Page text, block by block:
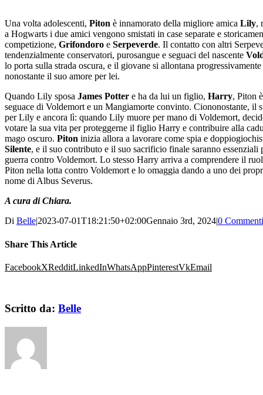
Una volta adolescenti, Piton è innamorato della migliore amica Lily,
a Hogwarts i due amici vengono smistati in case separate e
competizione, Grifondoro e Serpeverde. Il contatto con altri
tendenzialmente conservatori, purosangue e seguaci del nascente
lo porta sulla strada oscura, e il giovane si allontana
nonostante il suo amore per lei.
Quando Lily sposa James Potter e ha da lui un figlio, Harry, Piton
seguace di Voldemort e un Mangiamorte convinto. Ciononostante, il
per Lily e ancora lì: quando Lily muore per mano di Voldemort,
votare la sua vita per proteggerne il figlio Harry e contribuire alla
mago oscuro. Piton inizia allora a lavorare come spia e
Silente, e il suo contributo e il suo sacrificio finale saranno essenziali
guerra contro Voldemort. Lo stesso Harry arriva a comprendere il
Piton nella lotta contro Voldemort e lo omaggia dando a uno dei
nome di Albus Severus.
A cura di Chiara.
Di Belle|2023-07-01T18:21:50+02:00Gennaio 3rd, 2024|0 Commenti
Share This Article
FacebookXRedditLinkedInWhatsAppPinterestVkEmail
Scritto da: Belle